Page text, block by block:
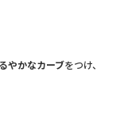
やかなカーブをつけ、